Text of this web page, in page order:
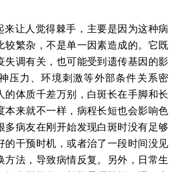
来让人觉得棘手，主要是因为这种病
较繁杂，不是单一因素造成的。它既
失调有关，也可能受到遗传基因的影
压力、环境刺激等外部条件关系密
的体质千差万别，白斑长在手脚和长
本来就不一样，病程长短也会影响色
多病友在刚开始发现白斑时没有足够
的干预时机，或者治了一段时间没见
方法，导致病情反复。另外，日常生